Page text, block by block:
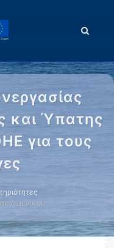
και Ύπατης
για τους
Λιμενικού …